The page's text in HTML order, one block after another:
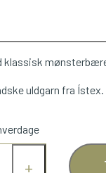
klassisk
uldgarn fra Ístex.
+